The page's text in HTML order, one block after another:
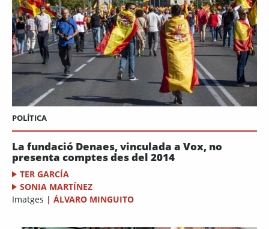
POLÍTICA
La fundació Denaes, vinculada a Vox, no
presenta comptes des del 2014
TER GARCÍA
SONIA MARTÍNEZ
Imatges | ÁLVARO MINGUITO